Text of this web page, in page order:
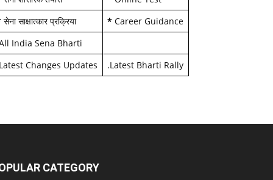
सेना साक्षात्कार प्रक्रिया * Career Guidance
India Sena Bharti
Latest Changes Updates .Latest Bharti Rally
CATEGORY